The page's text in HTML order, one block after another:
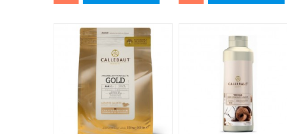
Snel bekijken Snel bekijken